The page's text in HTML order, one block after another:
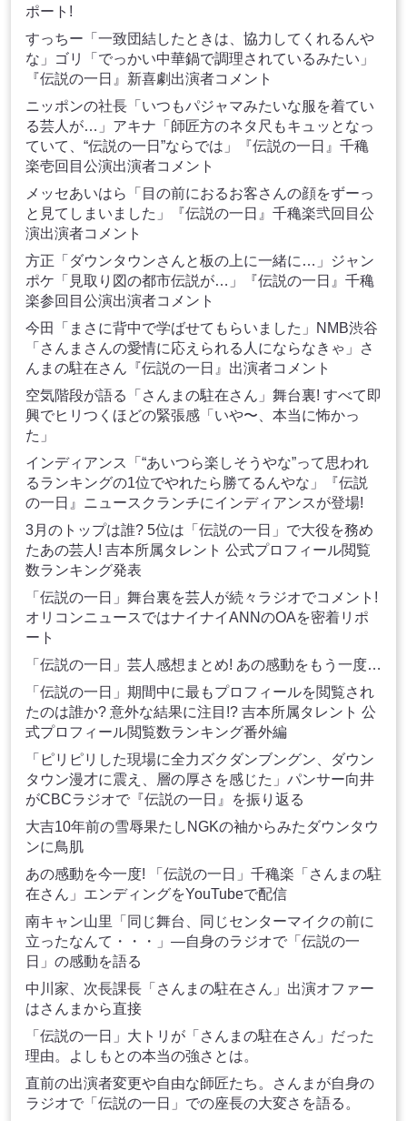
ポート!
すっちー「一致団結したときは、協力してくれるんや
な」ゴリ「でっかい中華鍋で調理されているみたい」
『伝説の一日』新喜劇出演者コメント
ニッポンの社長「いつもパジャマみたいな服を着てい
る芸人が…」アキナ「師匠方のネタ尺もキュッとなっ
ていて、“伝説の一日”ならでは」『伝説の一日』千穐
楽壱回目公演出演者コメント
メッセあいはら「目の前におるお客さんの顔をずーっ
と見てしまいました」『伝説の一日』千穐楽弐回目公
演出演者コメント
方正「ダウンタウンさんと板の上に一緒に…」ジャン
ポケ「見取り図の都市伝説が…」『伝説の一日』千穐
楽参回目公演出演者コメント
今田「まさに背中で学ばせてもらいました」NMB渋谷
「さんまさんの愛情に応えられる人にならなきゃ」さ
んまの駐在さん『伝説の一日』出演者コメント
空気階段が語る「さんまの駐在さん」舞台裏! すべて即
興でヒリつくほどの緊張感「いや〜、本当に怖かっ
た」
インディアンス「“あいつら楽しそうやな”って思われ
るランキングの1位でやれたら勝てるんやな」『伝説
の一日』ニュースクランチにインディアンスが登場!
3月のトップは誰? 5位は「伝説の一日」で大役を務め
たあの芸人! 吉本所属タレント 公式プロフィール閲覧
数ランキング発表
「伝説の一日」舞台裏を芸人が続々ラジオでコメント!
オリコンニュースではナイナイANNのOAを密着リポ
ート
「伝説の一日」芸人感想まとめ! あの感動をもう一度…
「伝説の一日」期間中に最もプロフィールを閲覧され
たのは誰か? 意外な結果に注目!? 吉本所属タレント 公
式プロフィール閲覧数ランキング番外編
「ピリピリした現場に全力ズクダンブングン、ダウン
タウン漫才に震え、層の厚さを感じた」パンサー向井
がCBCラジオで『伝説の一日』を振り返る
大吉10年前の雪辱果たしNGKの袖からみたダウンタウ
ンに鳥肌
あの感動を今一度! 「伝説の一日」千穐楽「さんまの駐
在さん」エンディングをYouTubeで配信
南キャン山里「同じ舞台、同じセンターマイクの前に
立ったなんて・・・」―自身のラジオで「伝説の一
日」の感動を語る
中川家、次長課長「さんまの駐在さん」出演オファー
はさんまから直接
「伝説の一日」大トリが「さんまの駐在さん」だった
理由。よしもとの本当の強さとは。
直前の出演者変更や自由な師匠たち。さんまが自身の
ラジオで「伝説の一日」での座長の大変さを語る。